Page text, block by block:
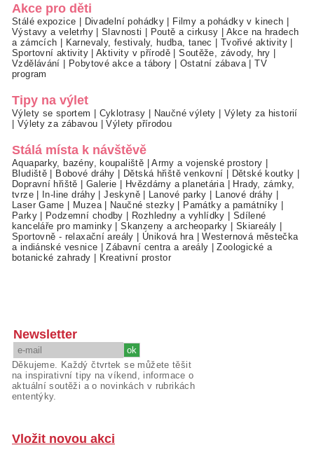
Akce pro děti
Stálé expozice | Divadelní pohádky | Filmy a pohádky v kinech |
Výstavy a veletrhy|Slavnosti | Poutě a cirkusy | Akce na hradech
a zámcích | Karnevaly, festivaly, hudba, tanec | Tvořivé aktivity |
Sportovní aktivity|Aktivity v přírodě |Soutěže, závody, hry |
Vzdělávání | Pobytové akce a tábory | Ostatní zábava |TV
program
Tipy na výlet
Výlety se sportem | Cyklotrasy | Naučné výlety | Výlety za historií
| Výlety za zábavou |Výlety přírodou
Stálá místa k návštěvě
Aquaparky, bazény, koupaliště |Army a vojenské prostory |
Bludiště | Bobové dráhy | Dětská hřiště venkovní | Dětské koutky |
Dopravní hřiště | Galerie | Hvězdárny a planetária | Hrady, zámky,
tvrze| In-line dráhy |Jeskyně| Lanové parky | Lanové dráhy |
Laser Game | Muzea| Naučné stezky | Památky a památníky |
Parky| Podzemní chodby | Rozhledny a vyhlídky | Sdílené
kanceláře pro maminky |Skanzeny a archeoparky | Skiareály |
Sportovně - relaxační areály | Úniková hra |Westernová městečka
a indiánské vesnice |Zábavní centra a areály |Zoologické a
botanické zahrady | Kreativní prostor
Newsletter
Děkujeme. Každý čtvrtek se můžete těšit
na inspirativní tipy na víkend, informace o
aktuální soutěži a o novinkách v rubrikách
ententýky.
Vložit novou akci